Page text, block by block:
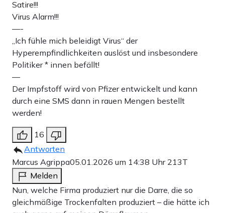
Satire!!!
Virus Alarm!!!
—-
„Ich fühle mich beleidigt Virus“ der
Hyperempfindlichkeiten auslöst und insbesondere
Politiker * innen befällt!
—
Der Impfstoff wird von Pfizer entwickelt und kann
durch eine SMS dann in rauen Mengen bestellt
werden!
16
Antworten
Marcus Agrippa05.01.2026 um 14:38 Uhr 213T
Melden
Nun, welche Firma produziert nur die Darre, die so
gleichmäßige Trockenfalten produziert – die hätte ich